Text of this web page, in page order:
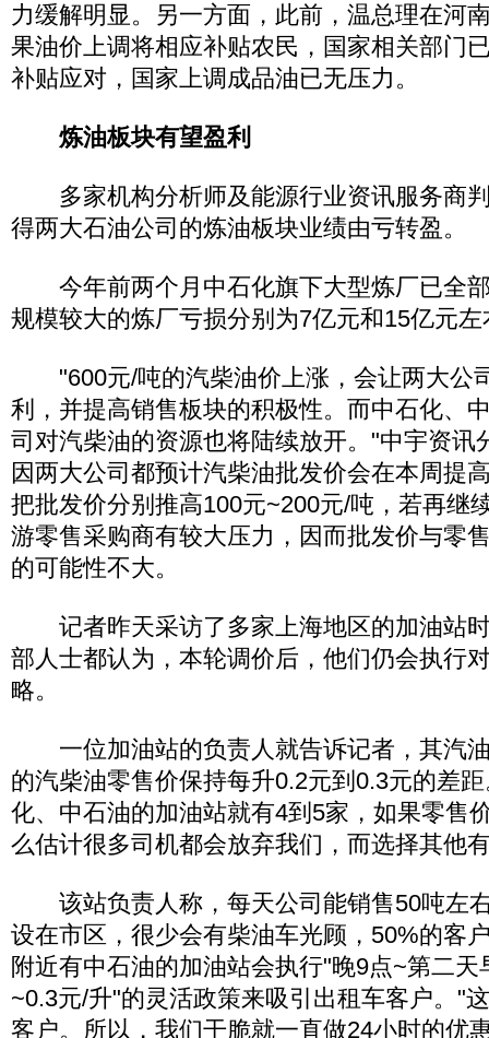
力缓解明显。另一方面，此前，温总理在河
果油价上调将相应补贴农民，国家相关部门
补贴应对，国家上调成品油已无压力。
炼油板块有望盈利
多家机构分析师及能源行业资讯服务商
得两大石油公司的炼油板块业绩由亏转盈。
今年前两个月中石化旗下大型炼厂已全
规模较大的炼厂亏损分别为7亿元和15亿元左
"600元/吨的汽柴油价上涨，会让两大公
利，并提高销售板块的积极性。而中石化、
司对汽柴油的资源也将陆续放开。"中宇资讯
因两大公司都预计汽柴油批发价会在本周提
把批发价分别推高100元~200元/吨，若再继
游零售采购商有较大压力，因而批发价与零
的可能性不大。
记者昨天采访了多家上海地区的加油站
部人士都认为，本轮调价后，他们仍会执行
略。
一位加油站的负责人就告诉记者，其汽
的汽柴油零售价保持每升0.2元到0.3元的差
化、中石油的加油站就有4到5家，如果零售
么估计很多司机都会放弃我们，而选择其他
该站负责人称，每天公司能销售50吨左
设在市区，很少会有柴油车光顾，50%的客
附近有中石油的加油站会执行"晚9点~第二天
~0.3元/升"的灵活政策来吸引出租车客户。"
客户。所以，我们干脆就一直做24小时的优